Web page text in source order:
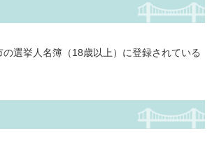
選挙人名簿（18歳以上）に登録されている